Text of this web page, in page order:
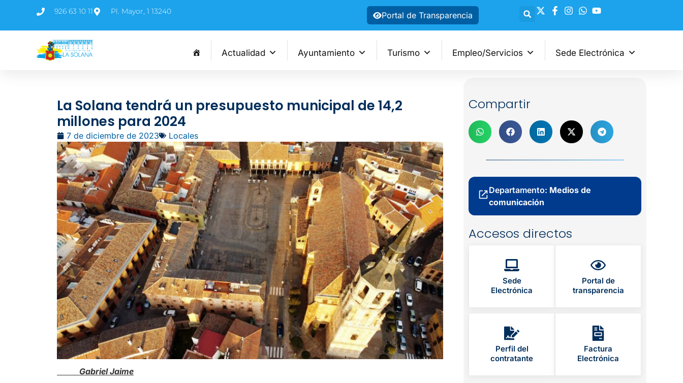
926 63 10 11 Pl. Mayor, 1 13240 Portal de Transparencia
Actualidad Ayuntamiento Turismo Empleo/Servicios Sede Electrónica
La Solana tendrá un presupuesto municipal de 14,2
millones para 2024
7 de diciembre de 2023 Locales
Gabriel Jaime
Compartir
Departamento: Medios de
comunicación
Accesos directos
Sede
Electrónica
Portal de
transparencia
Perfil del
contratante
Factura
Electrónica